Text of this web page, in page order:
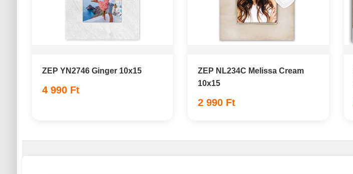
ZEP YN2746 Ginger 10x15
4 990 Ft
ZEP NL234C Melissa Cream
10x15
2 990 Ft